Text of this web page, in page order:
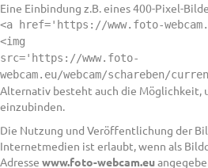
Eine Einbindung z.B. eines 400-Pixel-
<a href='https://www.foto-
<img
src='https://www.foto-
webcam.eu/webcam/schareben/
Alternativ besteht auch die Möglichkeit,
einzubinden.
Die Nutzung und Veröffentlichung der
Internetmedien ist erlaubt, wenn als
Adresse www.foto-webcam.eu